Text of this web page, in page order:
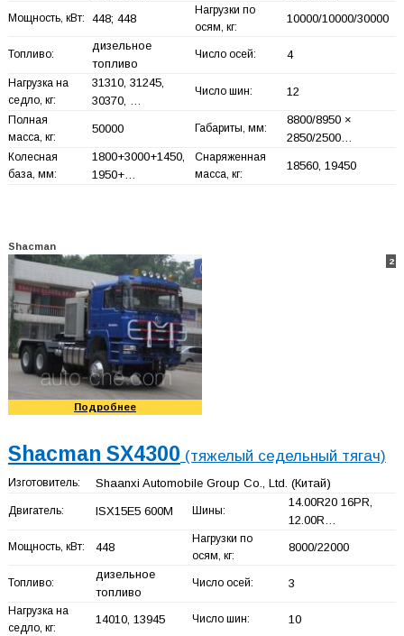
Мощность, кВт: 448; 448
Нагрузки по
осям, кг:
10000/10000/30000
Топливо:
дизельное
топливо
Число осей: 4
Нагрузка на
седло, кг:
31310, 31245,
30370, …
Число шин: 12
Полная
масса, кг:
50000 Габариты, мм:
8800/8950 ×
2850/2500…
Колесная
база, мм:
1800+3000+1450,
1950+…
Снаряженная
масса, кг:
18560, 19450
Shacman
2
Подробнее
Shacman SX4300 (тяжелый седельный тягач)
Изготовитель: Shaanxi Automobile Group Co., Ltd. (Китай)
Двигатель: ISX15E5 600M Шины:
14.00R20 16PR,
12.00R…
Мощность, кВт: 448
Нагрузки по
осям, кг:
8000/22000
Топливо:
дизельное
топливо
Число осей: 3
Нагрузка на
седло, кг:
14010, 13945 Число шин: 10